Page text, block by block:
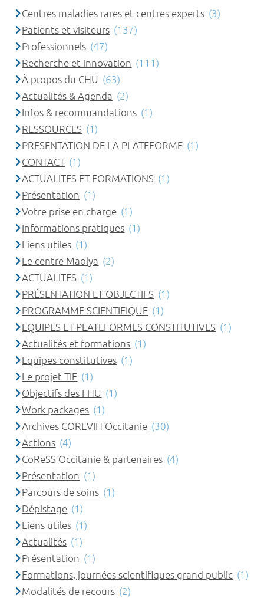
Centres maladies rares et centres experts (3)
Patients et visiteurs (137)
Professionnels (47)
Recherche et innovation (111)
À propos du CHU (63)
Actualités & Agenda (2)
Infos & recommandations (1)
RESSOURCES (1)
PRESENTATION DE LA PLATEFORME (1)
CONTACT (1)
ACTUALITES ET FORMATIONS (1)
Présentation (1)
Votre prise en charge (1)
Informations pratiques (1)
Liens utiles (1)
Le centre Maolya (2)
ACTUALITES (1)
PRÉSENTATION ET OBJECTIFS (1)
PROGRAMME SCIENTIFIQUE (1)
EQUIPES ET PLATEFORMES CONSTITUTIVES (1)
Actualités et formations (1)
Equipes constitutives (1)
Le projet TIE (1)
Objectifs des FHU (1)
Work packages (1)
Archives COREVIH Occitanie (30)
Actions (4)
CoReSS Occitanie & partenaires (4)
Présentation (1)
Parcours de soins (1)
Dépistage (1)
Liens utiles (1)
Actualités (1)
Présentation (1)
Formations, journées scientifiques grand public (1)
Modalités de recours (2)